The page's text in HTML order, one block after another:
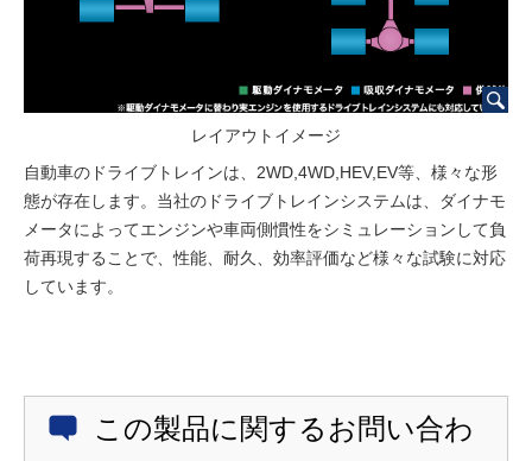
レイアウトイメージ
自動車のドライブトレインは、2WD,4WD,HEV,EV等、様々な形
態が存在します。当社のドライブトレインシステムは、ダイナモ
メータによってエンジンや車両側慣性をシミュレーションして負
荷再現することで、性能、耐久、効率評価など様々な試験に対応
しています。
この製品に関するお問い合わ